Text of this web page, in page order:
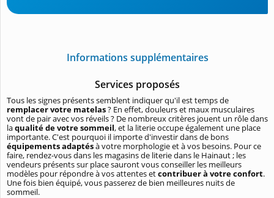
Informations supplémentaires
Services proposés
Tous les signes présents semblent indiquer qu'il est temps de
remplacer votre matelas? En effet, douleurs et maux musculaires
vont de pair avec vos réveils ? De nombreux critères jouent un rôle dans
laqualité de votre sommeil, et la literie occupe également une place
importante. C'est pourquoi il importe d'investir dans de bons
équipements adaptésà votre morphologie et à vos besoins. Pour ce
faire, rendez-vous dans les magasins de literie dans le Hainaut ; les
vendeurs présents sur place sauront vous conseiller les meilleurs
modèles pour répondre à vos attentes etcontribuer à votre confort.
Une fois bien équipé, vous passerez de bien meilleures nuits de
sommeil.